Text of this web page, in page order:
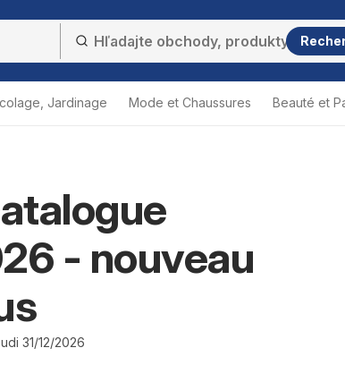
Jardinage Mode et Chaussures Beauté et
- nouveau
31/12/2026